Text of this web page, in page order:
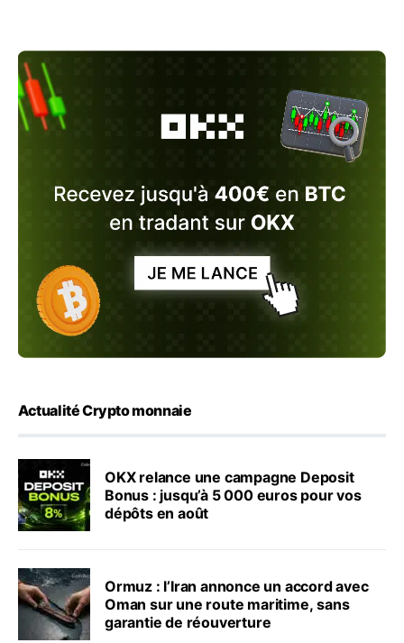
Actualité Crypto monnaie
OKX relance une campagne Deposit
Bonus : jusqu’à 5 000 euros pour vos
dépôts en août
Ormuz : l’Iran annonce un accord avec
Oman sur une route maritime, sans
garantie de réouverture